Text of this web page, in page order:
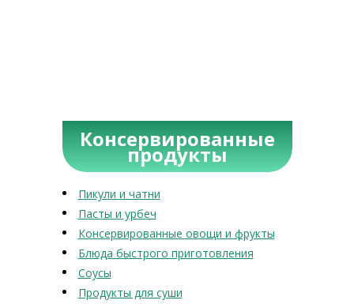
Консервированные
продукты
Пикули и чатни
Пасты и урбеч
Консервированные овощи и фрукты
Блюда быстрого приготовления
Соусы
Продукты для суши